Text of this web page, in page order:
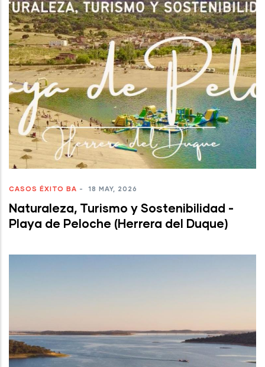
CASOS ÉXITO BA - 18 MAY, 2026
Naturaleza, Turismo y Sostenibilidad -
Playa de Peloche (Herrera del Duque)